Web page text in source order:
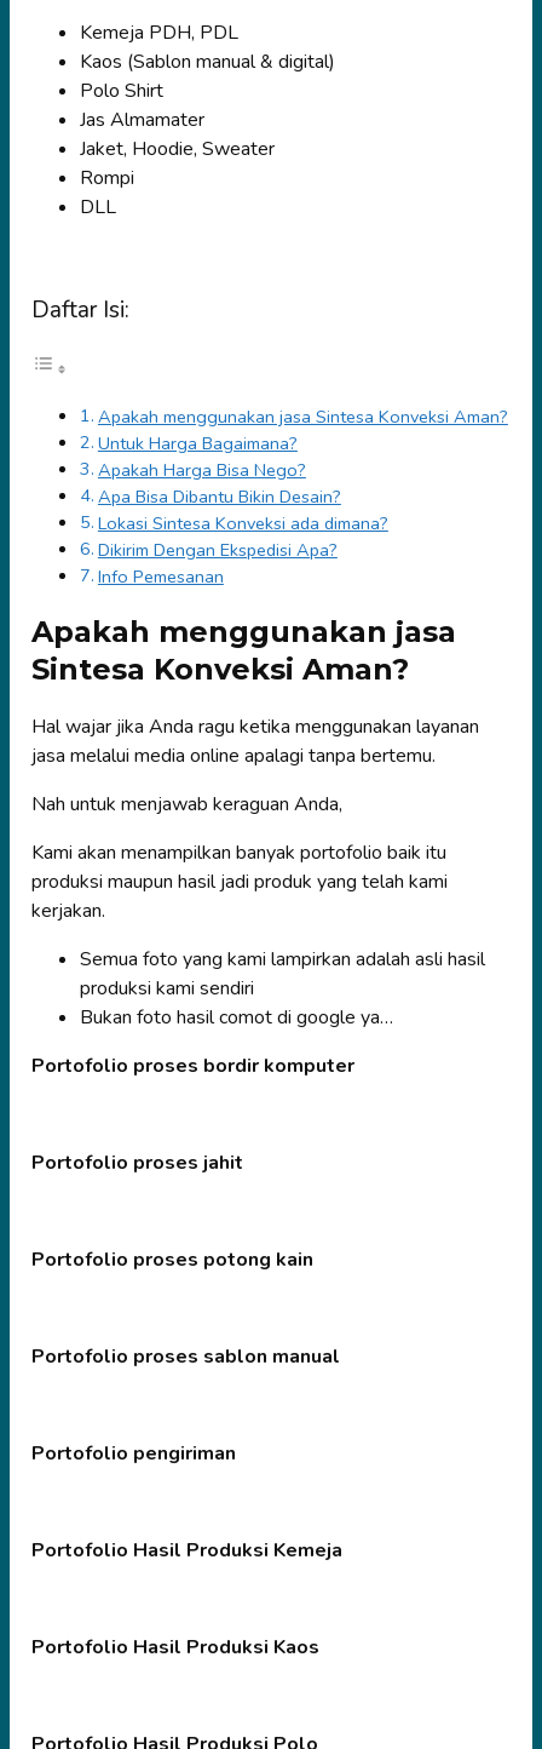
Kemeja PDH, PDL
Kaos (Sablon manual & digital)
Polo Shirt
Jas Almamater
Jaket, Hoodie, Sweater
Rompi
DLL
Daftar Isi:
Apakah menggunakan jasa Sintesa Konveksi Aman?
Untuk Harga Bagaimana?
Apakah Harga Bisa Nego?
Apa Bisa Dibantu Bikin Desain?
Lokasi Sintesa Konveksi ada dimana?
Dikirim Dengan Ekspedisi Apa?
Info Pemesanan
Apakah menggunakan jasa
Sintesa Konveksi Aman?
Hal wajar jika Anda ragu ketika menggunakan layanan
jasa melalui media online apalagi tanpa bertemu.
Nah untuk menjawab keraguan Anda,
Kami akan menampilkan banyak portofolio baik itu
produksi maupun hasil jadi produk yang telah kami
kerjakan.
Semua foto yang kami lampirkan adalah asli hasil
produksi kami sendiri
Bukan foto hasil comot di google ya…
Portofolio proses bordir komputer
Portofolio proses jahit
Portofolio proses potong kain
Portofolio proses sablon manual
Portofolio pengiriman
Portofolio Hasil Produksi Kemeja
Portofolio Hasil Produksi Kaos